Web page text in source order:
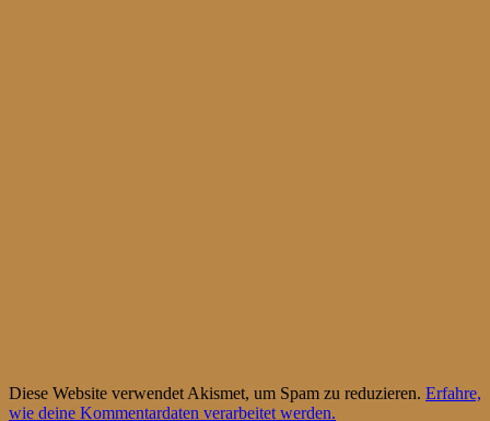
Diese Website verwendet Akismet, um Spam zu reduzieren. Erfahre,
wie deine Kommentardaten verarbeitet werden.